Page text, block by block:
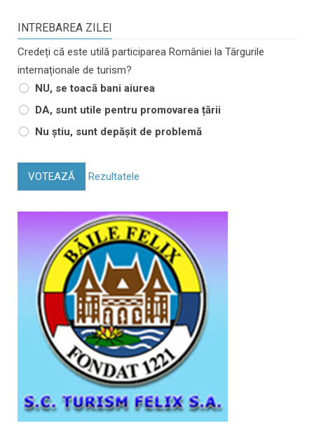
INTREBAREA ZILEI
Credeți că este utilă participarea României la Târgurile
internaționale de turism?
NU, se toacă bani aiurea
DA, sunt utile pentru promovarea țării
Nu știu, sunt depășit de problemă
VOTEAZĂ Rezultatele